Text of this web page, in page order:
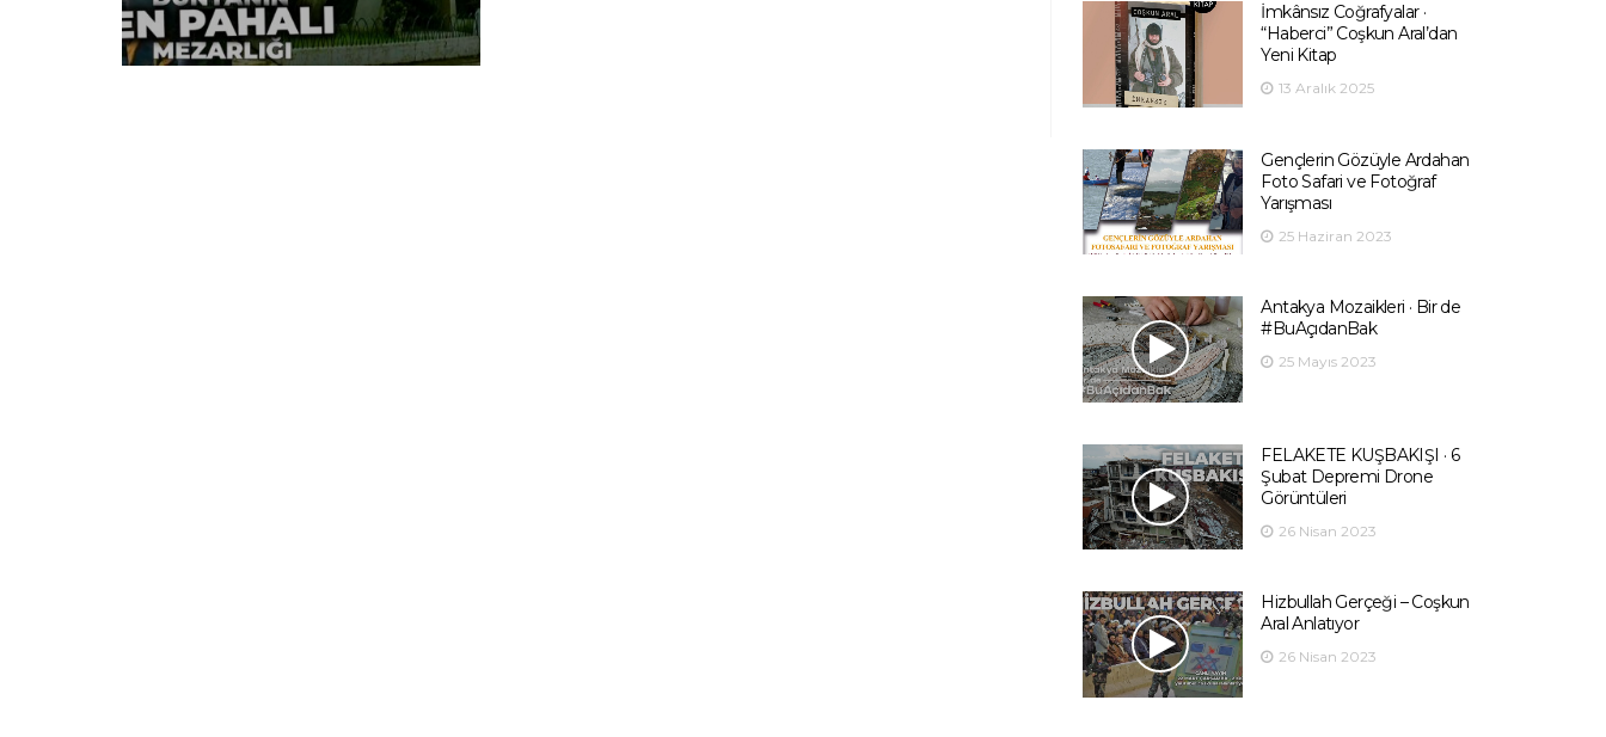
İmkânsız Coğrafyalar ·
“Haberci” Coşkun Aral’dan
Yeni Kitap
13 Aralık 2025
Gençlerin Gözüyle Ardahan
Foto Safari ve Fotoğraf
Yarışması
25 Haziran 2023
Antakya Mozaikleri · Bir de
#BuAçıdanBak
25 Mayıs 2023
FELAKETE KUŞBAKIŞI · 6
Şubat Depremi Drone
Görüntüleri
26 Nisan 2023
Hizbullah Gerçeği – Coşkun
Aral Anlatıyor
26 Nisan 2023